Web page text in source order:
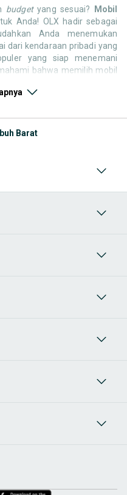
budgetyang sesuai? Mobil
Anda! OLX hadir sebagai
Anda menemukan
dari kendaraan pribadi yang
yang siap menemani
bahwa memilih mobil
di seluruh Indonesia.
budgetAnda!
bukan perkara mudah.
lincah? Di OLX, Anda akan
dan menyenangkan.
bekas dengan kondisi
dan fungsionalitas mobil
jok dan karpet, hingga
amplifier, subwoofer,
suara dalam kabin
dari OLX! Temukan
Barat